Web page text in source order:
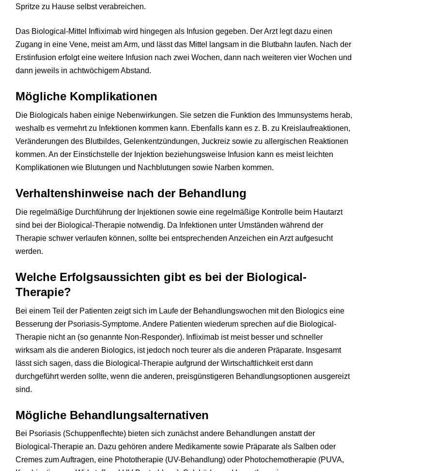
Spritze zu Hause selbst verabreichen.
Das Biological-Mittel Infliximab wird hingegen als Infusion gegeben. Der Arzt legt dazu einen
Zugang in eine Vene, meist am Arm, und lässt das Mittel langsam in die Blutbahn laufen. Nach der
Erstinfusion erfolgt eine weitere Infusion nach zwei Wochen, dann nach weiteren vier Wochen und
dann jeweils in achtwöchigem Abstand.
Mögliche Komplikationen
Die Biologicals haben einige Nebenwirkungen. Sie setzen die Funktion des Immunsystems herab,
weshalb es vermehrt zu Infektionen kommen kann. Ebenfalls kann es z. B. zu Kreislaufreaktionen,
Veränderungen des Blutbildes, Gelenkentzündungen, Juckreiz sowie zu allergischen Reaktionen
kommen. An der Einstichstelle der Injektion beziehungsweise Infusion kann es meist leichten
Komplikationen wie Blutungen und Nachblutungen sowie Narben kommen.
Verhaltenshinweise nach der Behandlung
Die regelmäßige Durchführung der Injektionen sowie eine regelmäßige Kontrolle beim Hautarzt
sind bei der Biological-Therapie notwendig. Da Infektionen unter Umständen während der
Therapie schwer verlaufen können, sollte bei entsprechenden Anzeichen ein Arzt aufgesucht
werden.
Welche Erfolgsaussichten gibt es bei der Biological-
Therapie?
Bei einem Teil der Patienten zeigt sich im Laufe der Behandlungswochen mit den Biologics eine
Besserung der Psoriasis-Symptome. Andere Patienten wiederum sprechen auf die Biological-
Therapie nicht an (so genannte Non-Responder). Infliximab ist meist besser und schneller
wirksam als die anderen Biologics, ist jedoch noch teurer als die anderen Präparate. Insgesamt
lässt sich sagen, dass die Biological-Therapie aufgrund der Wirtschaftlichkeit erst dann
durchgeführt werden sollte, wenn die anderen, preisgünstigeren Behandlungsoptionen ausgereizt
sind.
Mögliche Behandlungsalternativen
Bei Psoriasis (Schuppenflechte) bieten sich zunächst andere Behandlungen anstatt der
Biological-Therapie an. Dazu gehören andere Medikamente sowie Präparate als Salben oder
Cremes zum Auftragen, eine Phototherapie (UV-Behandlung) oder Photochemotherapie (PUVA,